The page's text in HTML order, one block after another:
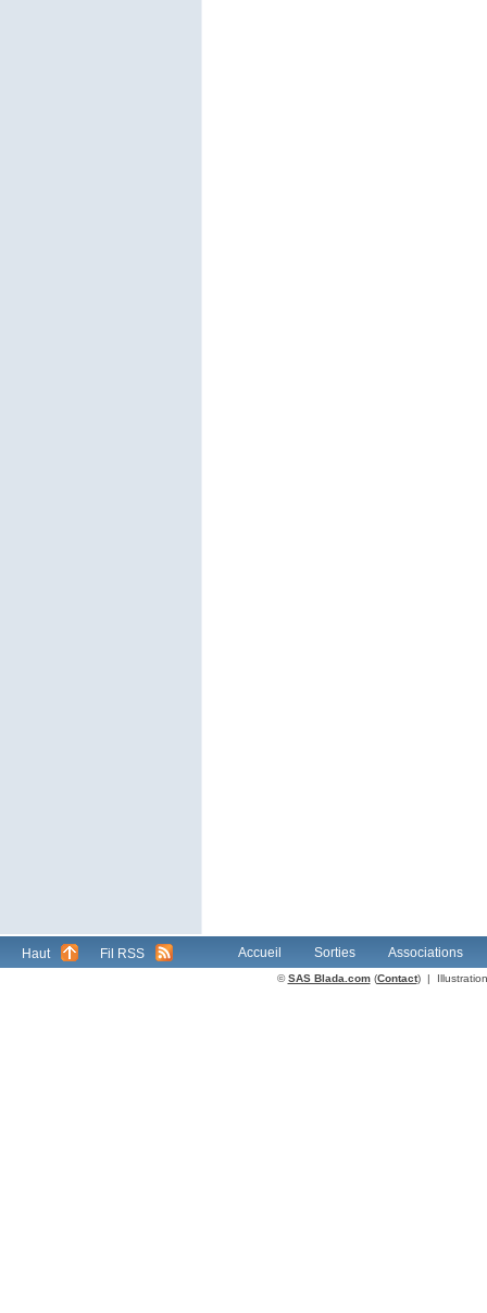
Haut Fil RSS Accueil Sorties Associations
©SAS Blada.com(Contact) |